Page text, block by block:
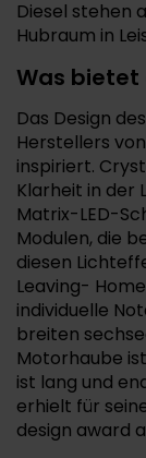
Diesel stehen
Hubraum in
Was bietet
Das Design
Herstellers
inspiriert.
Klarheit in der
Matrix-LED-
Modulen, die
diesen
Leaving-
individuelle
breiten
Motorhaube
ist lang und
erhielt für
design award